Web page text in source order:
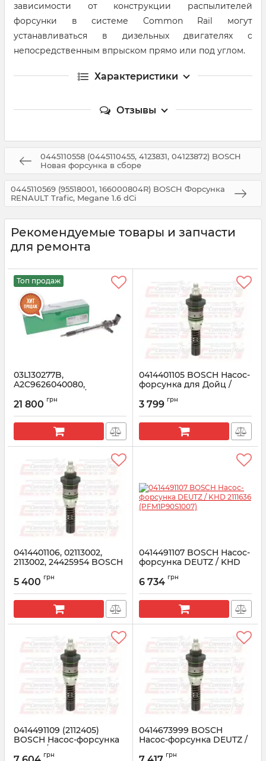
зависимости от конструкции распылителей
форсунки в системе Common Rail могут
устанавливаться в дизельных двигателях с
непосредственным впрыском прямо или под углом.
Характеристики
Отзывы
0445110558 (0445110455, 4123831, 04123872) BOSCH
Новая форсунка в сборе
0445110569 (95518001, 166000804R) BOSCH Форсунка
RENAULT Trafic, Megane 1.6 dCi
Рекомендуемые товары и запчасти
для ремонта
Топ продаж
03L130277B,
A2C9626040080,
03L130277S VDO/SIEMENS
Форсунка для VW Caddy
Артикул: 562000110
21 800 грн
0414401105 BOSCH Насос-
форсунка для Дойц /
20500360)
Артикул: 0414401105
3 799 грн
0414401106, 02113002,
2113002, 24425954 BOSCH
Артикул: 0414401106
5 400 грн
0414491107 BOSCH Насос-
форсунка DEUTZ / KHD
Артикул: 0414491107
6 734 грн
0414491109 (2112405)
BOSCH Насос-форсунка
DEUTZ / KHD
(PFM1P100S1009)
грн
0414673999 BOSCH
Насос-форсунка DEUTZ /
грн